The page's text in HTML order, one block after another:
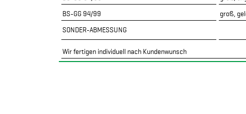
BS-GG 94/99
groß,
SONDER-ABMESSUNG
Wir fertigen individuell nach Kundenwunsch